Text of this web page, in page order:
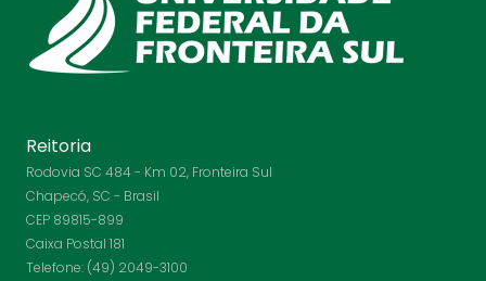
Reitoria
Rodovia SC 484 - Km 02, Fronteira Sul
Chapecó, SC - Brasil
CEP 89815-899
Caixa Postal 181
Telefone: (49) 2049-3100